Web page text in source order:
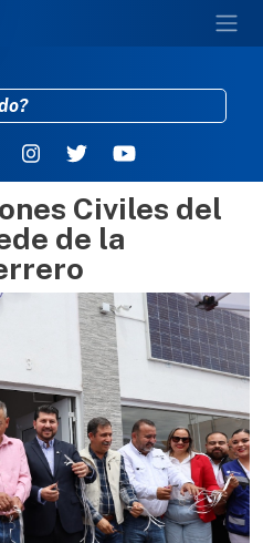
Pasar al contenido principal
Civiles del
de la